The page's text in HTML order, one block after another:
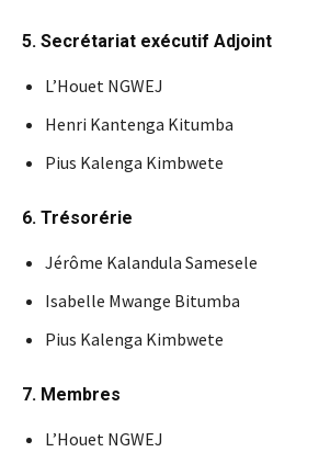
5. Secrétariat exécutif Adjoint
L’Houet NGWEJ
Henri Kantenga Kitumba
Pius Kalenga Kimbwete
6. Trésorérie
Jérôme Kalandula Samesele
Isabelle Mwange Bitumba
Pius Kalenga Kimbwete
7. Membres
L’Houet NGWEJ